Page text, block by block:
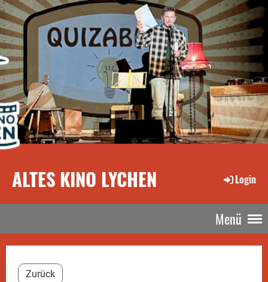
ALTES KINO LYCHEN Login
Menü
Zurück